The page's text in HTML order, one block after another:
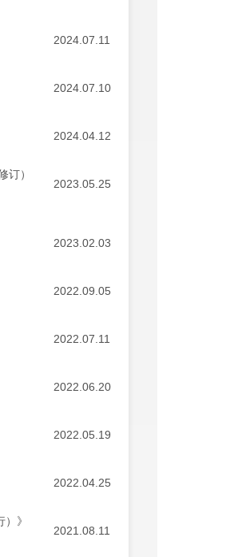
2024.07.11
2024.07.10
2024.04.12
订）
2023.05.25
2023.02.03
2022.09.05
2022.07.11
2022.06.20
2022.05.19
2022.04.25
》
2021.08.11